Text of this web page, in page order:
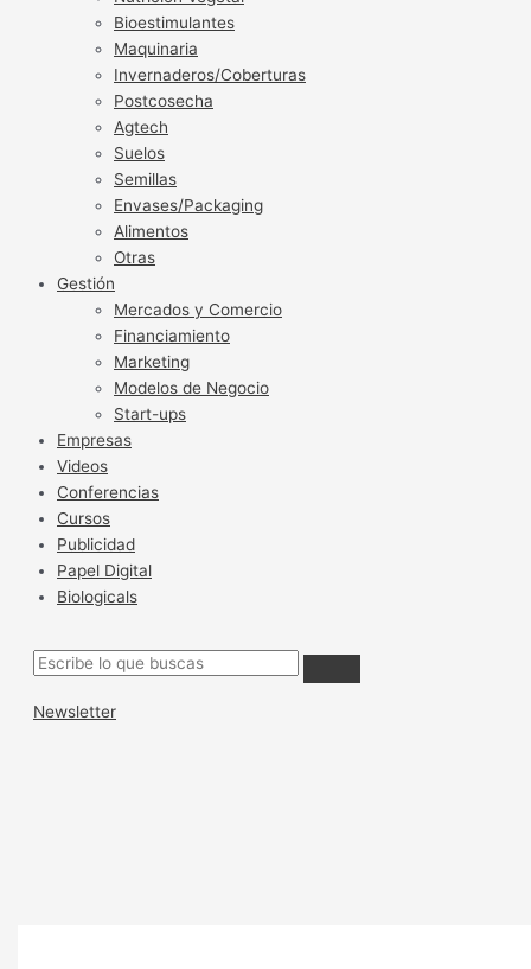
Bioestimulantes
Maquinaria
Invernaderos/Coberturas
Postcosecha
Agtech
Suelos
Semillas
Envases/Packaging
Alimentos
Otras
Gestión
Mercados y Comercio
Financiamiento
Marketing
Modelos de Negocio
Start-ups
Empresas
Videos
Conferencias
Cursos
Publicidad
Papel Digital
Biologicals
Newsletter